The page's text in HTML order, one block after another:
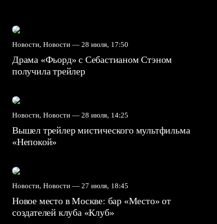
Новости, Новости — 28 июля, 17:50
Драма «Фьорд» с Себастианом Стэном
получила трейлер
Новости, Новости — 28 июля, 14:25
Вышел трейлер мистического мультфильма
«Непокой»
Новости, Новости — 27 июля, 18:45
Новое место в Москве: бар «Место» от
создателей клуба «Клуб»